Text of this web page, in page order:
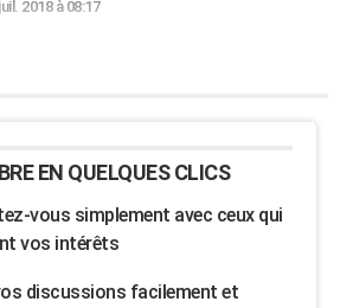
2018 à 08:17
EN QUELQUES CLICS
vous simplement avec ceux qui
vos intérêts
discussions facilement et